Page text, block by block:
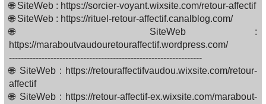
🌐 SiteWeb : https://sorcier-voyant.wixsite.com/retour-affectif
🌐 SiteWeb : https://rituel-retour-affectif.canalblog.com/
🌐 SiteWeb :
https://maraboutvaudouretouraffectif.wordpress.com/
-----------------------------------------------------------------
🌐 SiteWeb : https://retouraffectifvaudou.wixsite.com/retour-
affectif
🌐 SiteWeb : https://retour-affectif-ex.wixsite.com/marabout-